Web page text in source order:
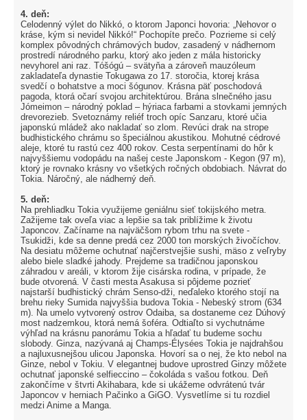
4. deň:
Celodenný výlet do Nikkó, o ktorom Japonci hovoria: „Nehovor o
kráse, kým si nevidel Nikkó!“ Pochopíte prečo. Pozrieme si celý
komplex pôvodných chrámových budov, zasadený v nádhernom
prostredí národného parku, ktorý ako jeden z mála historicky
nevyhorel ani raz. Tóšógú – svätyňa a zároveň mauzóleum
zakladateľa dynastie Tokugawa zo 17. storočia, ktorej krása
svedčí o bohatstve a moci šógunov. Krásna päť poschodová
pagoda, ktorá očarí svojou architektúrou. Brána slnečného jasu
Jómeimon – národný poklad – hýriaca farbami a stovkami jemných
drevorezieb. Svetoznámy reliéf troch opíc Sanzaru, ktoré učia
japonskú mládež ako nakladať so zlom. Revúci drak na strope
budhistického chrámu so špeciálnou akustikou. Mohutné cédrové
aleje, ktoré tu rastú cez 400 rokov. Cesta serpentínami do hôr k
najvyššiemu vodopádu na našej ceste Japonskom - Kegon (97 m),
ktorý je rovnako krásny vo všetkých ročných obdobiach. Návrat do
Tokia. Náročný, ale nádherný deň.
5. deň:
Na prehliadku Tokia využijeme geniálnu sieť tokijského metra.
Zažijeme tak oveľa viac a lepšie sa tak priblížime k životu
Japoncov. Začíname na najväčšom rybom trhu na svete -
Tsukidži, kde sa denne predá cez 2000 ton morských živočíchov.
Na desiatu môžeme ochutnať najčerstvejšie sushi, mäso z veľryby
alebo biele sladké jahody. Prejdeme sa tradičnou japonskou
záhradou v areáli, v ktorom žije cisárska rodina, v prípade, že
bude otvorená. V časti mesta Asakusa si pôjdeme pozrieť
najstarší budhistický chrám Senso-dži, neďaleko ktorého stojí na
brehu rieky Sumida najvyššia budova Tokia - Nebeský strom (634
m). Na umelo vytvorený ostrov Odaiba, sa dostaneme cez Dúhový
most nadzemkou, ktorá nemá šoféra. Odtiaľto si vychutnáme
výhľad na krásnu panorámu Tokia a hľadať tu budeme sochu
slobody. Ginza, nazývaná aj Champs-Élysées Tokia je najdrahšou
a najluxusnejšou ulicou Japonska. Hovorí sa o nej, že kto nebol na
Ginze, nebol v Tokiu. V elegantnej budove uprostred Ginzy môžete
ochutnať japonské selfieccino – čokoláda s vašou fotkou. Deň
zakončíme v štvrti Akihabara, kde si ukážeme odvrátenú tvár
Japoncov v herniach Pačinko a GiGO. Vysvetlíme si tu rozdiel
medzi Anime a Manga.